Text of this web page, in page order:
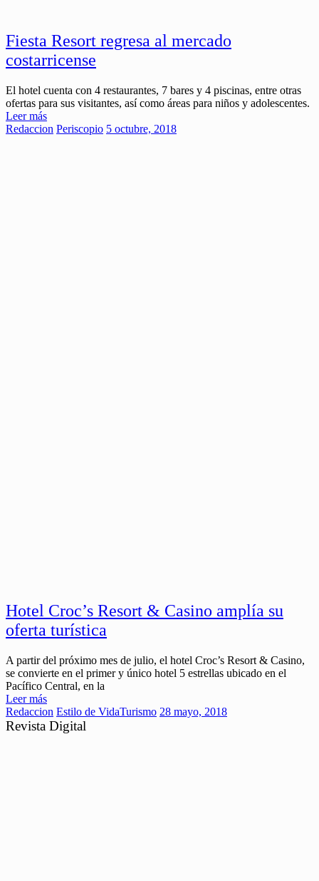
Fiesta Resort regresa al mercado
costarricense
El hotel cuenta con 4 restaurantes, 7 bares y 4 piscinas, entre otras
ofertas para sus visitantes, así como áreas para niños y adolescentes.
Leer más
Redaccion Periscopio 5 octubre, 2018
Hotel Croc’s Resort & Casino amplía su
oferta turística
A partir del próximo mes de julio, el hotel Croc’s Resort & Casino,
se convierte en el primer y único hotel 5 estrellas ubicado en el
Pacífico Central, en la
Leer más
Redaccion Estilo de VidaTurismo 28 mayo, 2018
Revista Digital